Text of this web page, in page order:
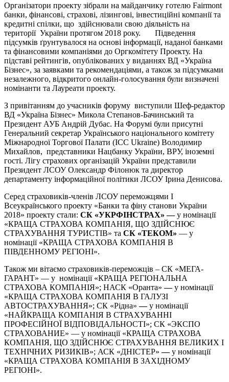
Організатори проекту зібрали на майданчику готелю Fairmont
банки, фінансові, страхові, лізингові, інвестиційні компанії та
кредитні спілки, що здійснювали свою діяльність на
території України протягом 2018 року. Підведення
підсумків ґрунтувалося на основі інформації, наданої банками
та фінансовими компаніями до Оргкомітету Проекту. На
підставі рейтингів, опублікованих у виданнях ВД «Україна
Бізнес», за заявками та рекомендаціями, а також за підсумками
незалежного, відкритого онлайн-голосування були визначені
номінанти та Лауреати проекту.
З привітанням до учасників форуму виступили Шеф-редактор
ВД «Україна Бізнес» Микола Степанов-Бачинський та
Президент АУБ Андрій Дубас. На Форумі були присутні
Генеральний секретар Українського національного комітету
Міжнародної Торгової Палати (ICC Ukrainе) Володимир
Михайлов, представники Нацбанку України, ВРУ, іноземні
гості. Лігу страхових організацій України представили
Президент ЛСОУ Олександр Філонюк та директор
департаменту інформаційної політики ЛСОУ Ірина Денисова.
Серед страховиків-членів ЛСОУ переможцями І
Всеукраїнського проекту «Банки та фіну станови України
2018» проекту стали: СК «УКРФІНСТРАХ» —у номінації
«КРАЩА СТРАХОВА КОМПАНІЯ, ЩО ЗДІЙСНЮЄ
СТРАХУВАННЯ ТУРИСТІВ» та СК «ТЕКОМ» — у
номінації «КРАЩА СТРАХОВА КОМПАНІЯ В
ПІВДЕННОМУ РЕГІОНІ».
Також ми вітаємо страховиків-переможців – СК «МЕГА-
ГАРАНТ» — у номінації «КРАЩА РЕГІОНАЛЬНА
СТРАХОВА КОМПАНІЯ»; НАСК «Оранта» —у номінації
«КРАЩА СТРАХОВА КОМПАНІЯ В ГАЛУЗІ
АВТОСТРАХУВАННЯ»; СК «Рідна» —у номінації
«НАЙКРАЩА КОМПАНІЯ В СТРАХУВАННІ
ПРОФЕСІЙНОЇ ВІДПОВІДАЛЬНОСТІ»; СК «ЭКСПО
СТРАХОВАНИЕ» — у номінації «КРАЩА СТРАХОВА
КОМПАНІЯ, ЩО ЗДІЙСНЮЄ СТРАХУВАННЯ ВЕЛИКИХ І
ТЕХНІЧНИХ РИЗИКІВ»; АСК «ДНІСТЕР» —у номінації
«КРАЩА СТРАХОВА КОМПАНІЯ В ЗАХІДНОМУ
РЕГІОНІ».